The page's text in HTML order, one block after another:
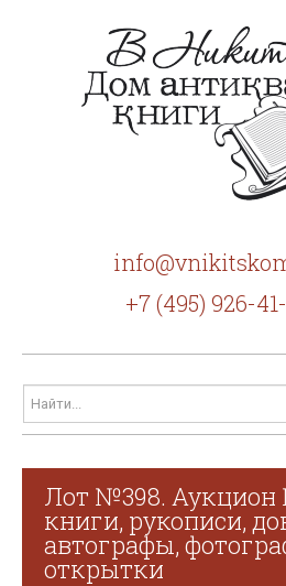
+7 (495) 926-
Лот №398. Аукцион
книги, рукописи,
автографы,
открытки